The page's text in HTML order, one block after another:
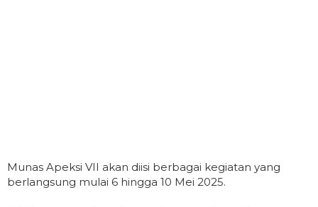
Munas Apeksi VII akan diisi berbagai kegiatan yang
berlangsung mulai 6 hingga 10 Mei 2025.